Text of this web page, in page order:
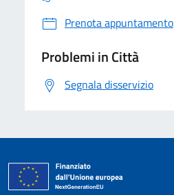
Prenota appuntamento
Problemi in Città
Segnala disservizio